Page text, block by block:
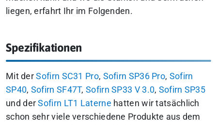
liegen, erfahrt Ihr im Folgenden.
Spezifikationen
Mit derSofirn SC31 Pro, Sofirn SP36 Pro, Sofirn
SP40, Sofirn SF47T,Sofirn SP33 V 3.0, Sofirn SP35
und derSofirn LT1 Laterne hatten wir tatsächlich
schon sehr viele verschiedene Produkte aus dem